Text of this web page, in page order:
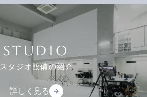
STUDIO
スタジオ設備の紹介
詳しく見る arrow_forward
arrow_forward